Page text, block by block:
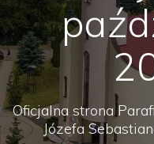
Oficjalna strona
Józefa